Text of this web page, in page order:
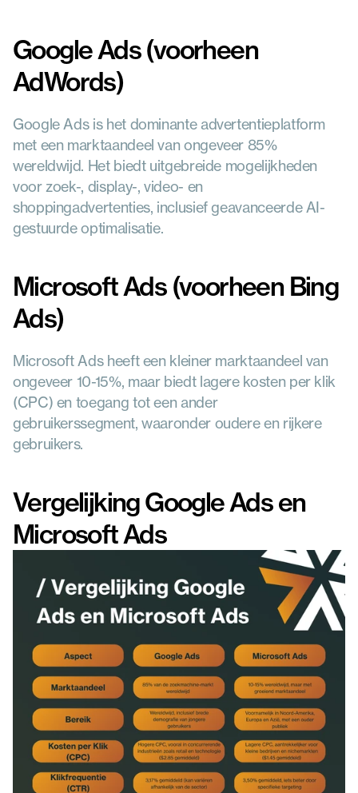
Google Ads (voorheen
AdWords)
Google Ads is het dominante advertentieplatform
met een marktaandeel van ongeveer 85%
wereldwijd. Het biedt uitgebreide mogelijkheden
voor zoek-, display-, video- en
shoppingadvertenties, inclusief geavanceerde AI-
gestuurde optimalisatie.
Microsoft Ads (voorheen Bing
Ads)
Microsoft Ads heeft een kleiner marktaandeel van
ongeveer 10-15%, maar biedt lagere kosten per klik
(CPC) en toegang tot een ander
gebruikerssegment, waaronder oudere en rijkere
gebruikers.
Vergelijking Google Ads en
Microsoft Ads